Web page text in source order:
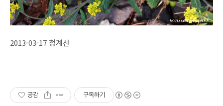
2013-03-17 청계산
공감 구독하기